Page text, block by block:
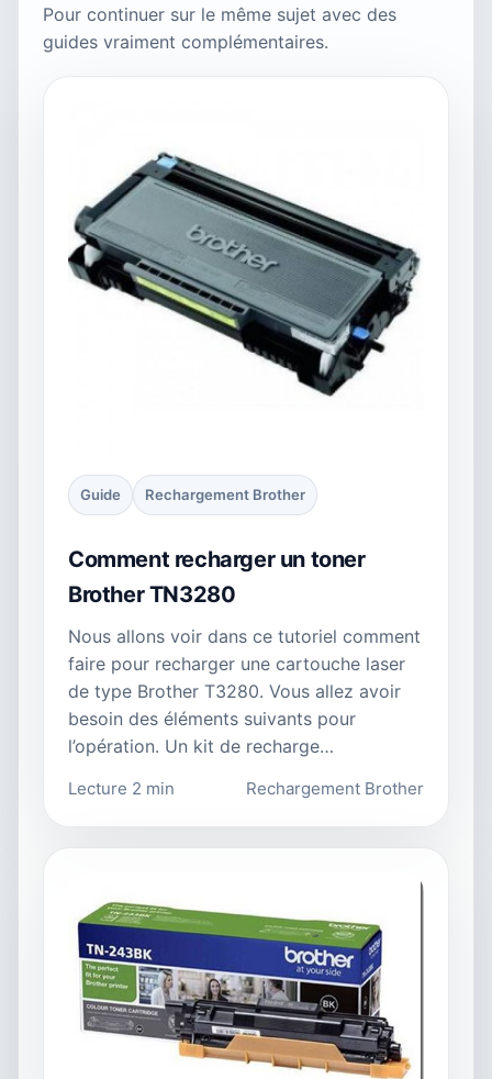
Pour continuer sur le même sujet avec des
guides vraiment complémentaires.
Guide Rechargement Brother
Comment recharger un toner
Brother TN3280
Nous allons voir dans ce tutoriel comment
faire pour recharger une cartouche laser
de type Brother T3280. Vous allez avoir
besoin des éléments suivants pour
l’opération. Un kit de recharge…
Lecture 2 min Rechargement Brother